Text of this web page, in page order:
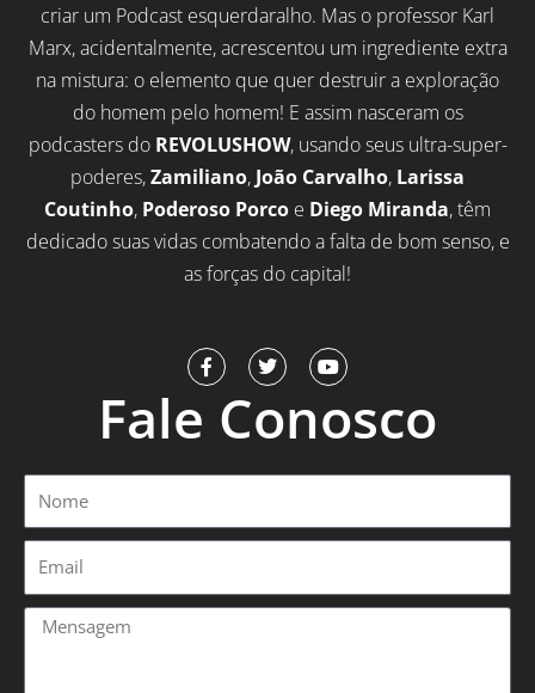
criar um Podcast esquerdaralho. Mas o professor Karl
Marx, acidentalmente, acrescentou um ingrediente extra
na mistura: o elemento que quer destruir a exploração
do homem pelo homem! E assim nasceram os
podcasters do REVOLUSHOW, usando seus ultra-super-
poderes,Zamiliano, João Carvalho, Larissa
Coutinho, Poderoso Porco e Diego Miranda, têm
dedicado suas vidas combatendo a falta de bom senso, e
as forças do capital!
F
a
c
o
f
T
w
i
t
t
r
Y
o
u
t
u
e
Fale Conosco
Mensagem